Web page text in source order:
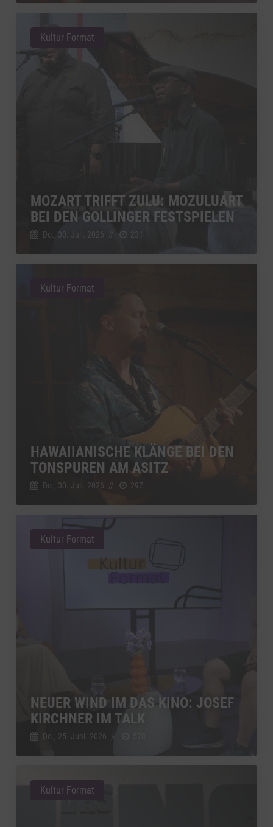
MOZART TRIFFT ZULU: MOZULUART
BEI DEN GOLLINGER FESTSPIELEN
Do., 30. Juli. 2026 231
Kultur Format
HAWAIIANISCHE KLÄNGE BEI DEN
TONSPUREN AM ASITZ
Do., 30. Juli. 2026 // 297
Kultur Format
NEUER WIND IM DAS KINO: JOSEF
KIRCHNER IM TALK
Do., 25. Juni. 2026 //
Kultur Format
Kultur Format